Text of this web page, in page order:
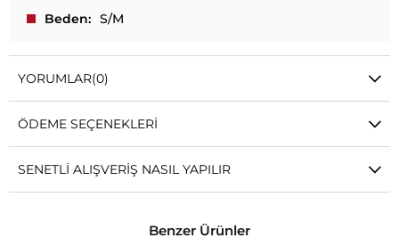
Beden
S/M
YORUMLAR(0)
ÖDEME SEÇENEKLERI
SENETLI ALIŞVERIŞ NASIL YAPILIR
Benzer Ürünler